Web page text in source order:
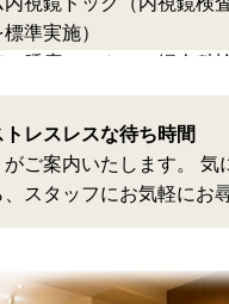
準実施）
腫瘍マーカー、婦人科
レスレスな待ち時間
ご案内いたします。 気
スタッフにお気軽にお